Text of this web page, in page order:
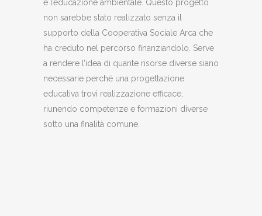
e l’educazione ambientale. Questo progetto
non sarebbe stato realizzato senza il
supporto della Cooperativa Sociale Arca che
ha creduto nel percorso finanziandolo. Serve
a rendere l’idea di quante risorse diverse siano
necessarie perché una progettazione
educativa trovi realizzazione efficace,
riunendo competenze e formazioni diverse
sotto una finalità comune.